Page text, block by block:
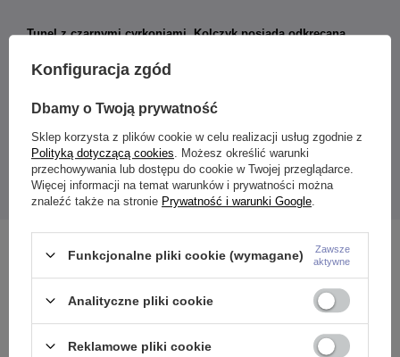
Tunel z czarnymi cyrkoniami. Kolczyk posiada odkręcaną
Materiał:
Stal chirurgiczna 316L
Tunel:srebrny
Rozmiar:
do wyboru (mm)
Podana cena dotyczy 1 sztuki.
Zobacz również
Konfiguracja zgód
Dbamy o Twoją prywatność
Sklep korzysta z plików cookie w celu realizacji usług zgodnie z
Polityką dotyczącą cookies . Możesz określić warunki
przechowywania lub dostępu do cookie w Twojej przeglądarce.
Więcej informacji na temat warunków i prywatności można
znaleźć także na stronie Prywatność i warunki Google
Funkcjonalne pliki cookie (wymagane)
Zawsze
aktywne
Analityczne pliki cookie
Reklamowe pliki cookie